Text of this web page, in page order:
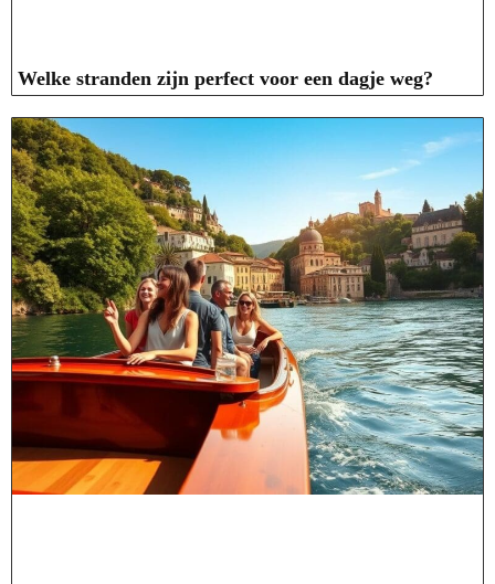
Welke stranden zijn perfect voor een dagje weg?